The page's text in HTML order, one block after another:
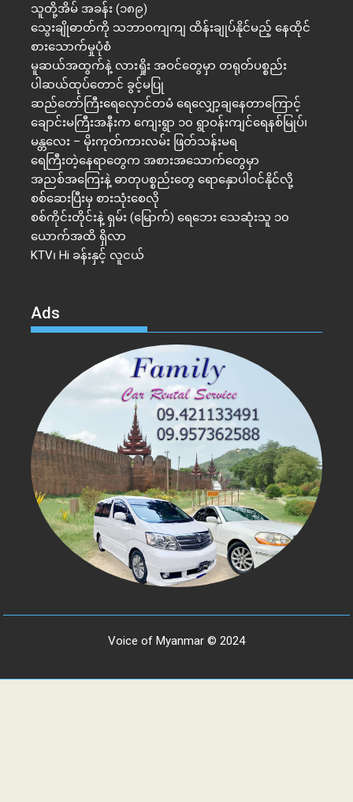
သူတို့အိမ် အခန်း (၁၈၉)
သွေးချိုဓာတ်ကို သဘာဝကျကျ ထိန်းချုပ်နိုင်မည့် နေထိုင်
စားသောက်မှုပုံစံ
မူဆယ်အထွက်နဲ့ လားရှိုး အဝင်တွေမှာ တရုတ်ပစ္စည်း
ပါဆယ်ထုပ်တောင် ခွင့်မပြု
ဆည်တော်ကြီးရေလှောင်တမံ ရေလျှော့ချနေတာကြောင့်
ချောင်းမကြီးအနီးက ကျေးရွာ ၁၀ ရွာဝန်းကျင်ရေနစ်မြုပ်၊
မန္တလေး – မိုးကုတ်ကားလမ်း ဖြတ်သန်းမရ
ရေကြီးတဲ့​နေရာ​တွေက အစားအသောက်တွေမှာ
အညစ်အကြေးနဲ့ ဓာတုပစ္စည်းတွေ ရောနှောပါဝင်နိုင်လို့
စစ်ဆေးပြီးမှ စားသုံးစေလို
စစ်ကိုင်းတိုင်းနဲ့ ရှမ်း (မြောက်) ရေဘေး သေဆုံးသူ ၁၀
ယောက်အထိ ရှိလာ
KTV၊ Hi ခန်းနှင့် လူငယ်
Ads
Voice of Myanmar © 2024